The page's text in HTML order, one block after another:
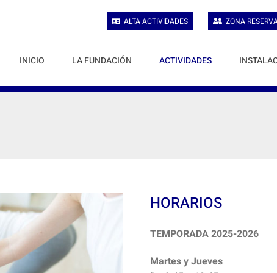
ALTA ACTIVIDADES ZONA
INICIO LA FUNDACIÓN ACTIVIDADES
HORARIOS
TEMPORADA 2025-2026
Martes y Jueves